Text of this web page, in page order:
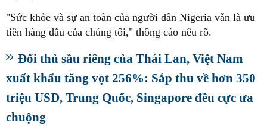
"Sức khỏe và sự an toàn của người dân Nigeria vẫn là ưu
tiên hàng đầu của chúng tôi," thông cáo nêu rõ.
Đối thủ sầu riêng của Thái Lan, Việt Nam
xuất khẩu tăng vọt 256%: Sắp thu về hơn 350
triệu USD, Trung Quốc, Singapore đều cực ưa
chuộng